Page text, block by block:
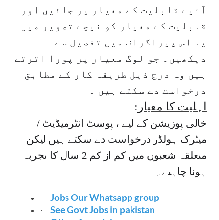
آئیے قابلیت کے معیار پر جائیں اور
قابلیت کے معیار کو نیچے تصویر میں
یا اس پیراگراف میں تفصیل سے
دیکھیں۔ جو لوگ معیار پر پورا اترتے
ہیں وہ درج ذیل طریقہ کار کے مطابق
درخواست دے سکتے ہیں ۔
اہلیت کا معیار :
خالی پوزیشن کے لیے ، پوسٹ انٹرمیڈیٹ /
میٹرک ہولڈر درخواست دے سکتے ہیں لیکن
متعلقہ شعبوں میں کم از کم 2 سال کا تجربہ
ہونا چاہیے۔
· Jobs Our Whatsapp group
· See Govt Jobs in pakistan